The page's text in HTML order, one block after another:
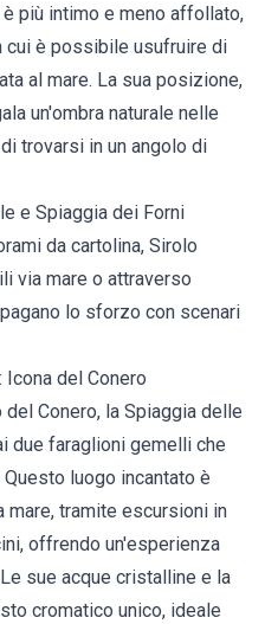
più intimo e meno affollato,
cui è possibile usufruire di
al mare. La sua posizione,
un'ombra naturale nelle
trovarsi in un angolo di
e Spiaggia dei Forni
da cartolina, Sirolo
via mare o attraverso
lo sforzo con scenari
Icona del Conero
Conero, la Spiaggia delle
due faraglioni gemelli che
luogo incantato è
tramite escursioni in
offrendo un'esperienza
sue acque cristalline e la
cromatico unico, ideale